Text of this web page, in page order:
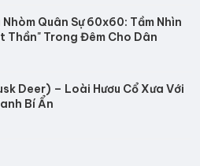
Quân Sự 60x60: Tầm Nhìn
Thần" Trong Đêm Cho Dân
Deer) – Loài Hươu Cổ Xưa Với
Bí Ẩn